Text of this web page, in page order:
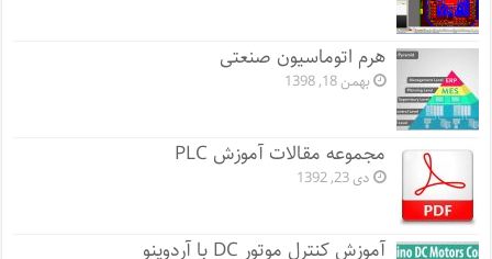
هرم اتوماسیون صنعتی
بهمن 18, 1398
مجموعه مقالات آموزش PLC
دی 23, 1392
آموزش کنترل موتور DC با آردوینو